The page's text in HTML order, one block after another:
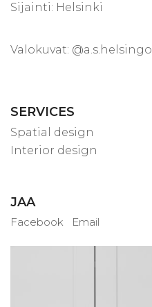
Sijainti: Helsinki
Valokuvat: @a.s.helsingo
SERVICES
Spatial design
Interior design
JAA
Facebook Email